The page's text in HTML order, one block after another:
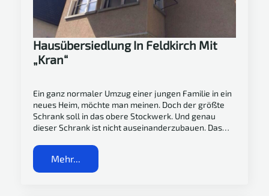
Hausübersiedlung In Feldkirch Mit
„Kran“
Ein ganz normaler Umzug einer jungen Familie in ein
neues Heim, möchte man meinen. Doch der größte
Schrank soll in das obere Stockwerk. Und genau
dieser Schrank ist nicht auseinanderzubauen. Das…
Mehr...